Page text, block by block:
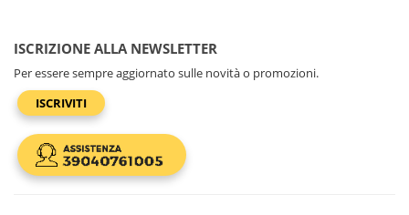
ISCRIZIONE ALLA NEWSLETTER
Per essere sempre aggiornato sulle novità o promozioni.
ISCRIVITI